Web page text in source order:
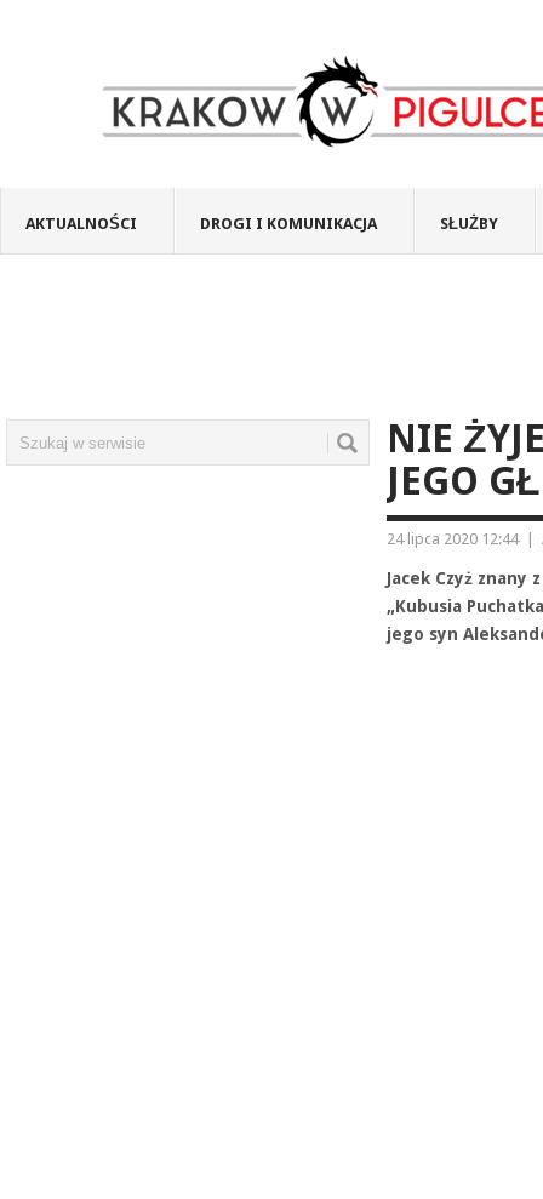
AKTUALNOŚCI DROGI I KOMUNIKACJA SŁUŻBY
NIE
JEGO
24 lipca 2020 12:44
Jacek Czyż znany
„Kubusia
jego syn